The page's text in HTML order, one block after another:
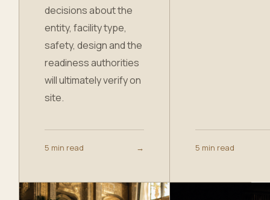
decisions about the
entity, facility type,
safety, design and the
readiness authorities
will ultimately verify on
site.
5 min read → 5 min read